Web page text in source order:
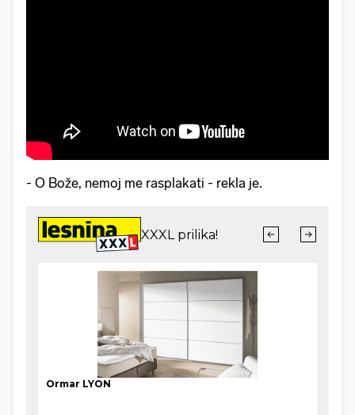
- O Bože, nemoj me rasplakati - rekla je.